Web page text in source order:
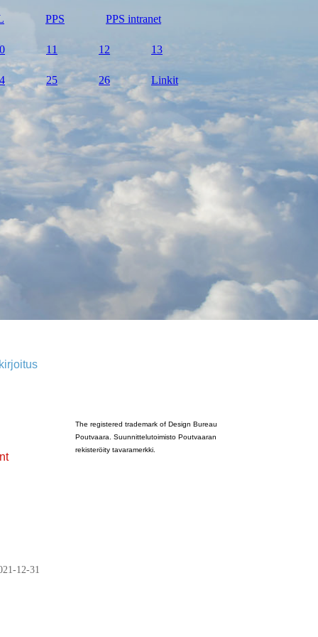
PPS PPS intranet
11 12 13
25 26 Linkit
12-31
The registered trademark of Design Bureau
Poutvaara. Suunnittelutoimisto Poutvaaran
rekisteröity tavaramerkki.